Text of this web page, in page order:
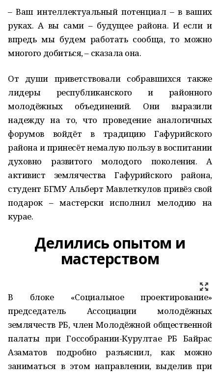
– Ваш интеллектуальный потенциал – в ваших
руках. А вы сами – будущее района. И если и
впредь мы будем работать сообща, то можно
многого добиться, – сказала она.
От души приветствовали собравшихся также
лидеры республиканского и районного
молодёжных объединений. Они выразили
надежду на то, что проведение аналогичных
форумов войдёт в традицию Гафурийского
района и принесёт немалую пользу в воспитании
духовно развитого молодого поколения. А
активист землячества Гафурийского района,
студент БГМУ Альберт Мавлеткулов привёз свой
подарок – мастерски исполнил мелодию на
курае.
Делились опытом и
мастерством
В блоке «Социальное проектирование»
председатель Ассоциации молодёжных
землячеств РБ, член Молодёжной общественной
палаты при Госсобрании-Курултае РБ Байрас
Азаматов подробно разъяснил, как можно
заниматься в этом направлении, выделив при